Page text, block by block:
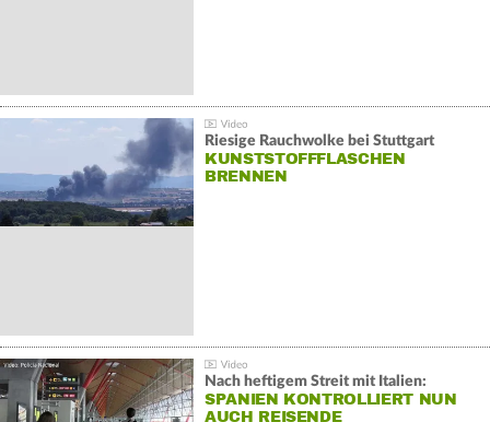
Riesige Rauchwolke bei Stuttgart
KUNSTSTOFFFLASCHEN
BRENNEN
Nach heftigem Streit mit Italien:
SPANIEN KONTROLLIERT NUN
AUCH REISENDE